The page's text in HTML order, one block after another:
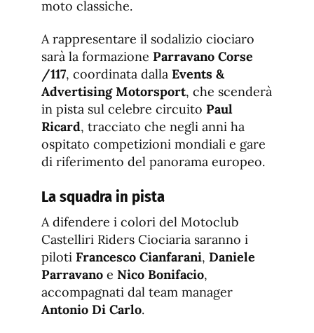
moto classiche.
A rappresentare il sodalizio ciociaro
sarà la formazione Parravano Corse
/117, coordinata dalla Events &
Advertising Motorsport, che scenderà
in pista sul celebre circuito Paul
Ricard, tracciato che negli anni ha
ospitato competizioni mondiali e gare
di riferimento del panorama europeo.
La squadra in pista
A difendere i colori del Motoclub
Castelliri Riders Ciociaria saranno i
piloti Francesco Cianfarani, Daniele
Parravano e Nico Bonifacio,
accompagnati dal team manager
Antonio Di Carlo.